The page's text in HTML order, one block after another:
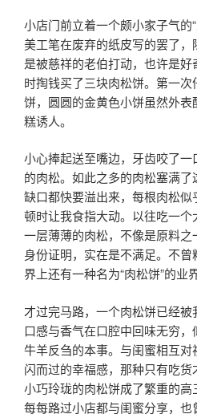
小店门前立着一个颇小家子气的
美工笔在废弃的纸皮写的罢了
是被慈祥的老伯打动，也许是
时掏钱买了三块肉松饼。第一次
饼，圆圆的金黄色小饼虽然外
糕诱人。
小心捧起送至嘴边，牙齿咬了
的肉松。如此之多的肉松塞满
缺口都快要溢出来，每根肉松似
顿时让我食指大动。以往吃一
一层薄薄的肉松，不像是原料之
身份证明，实在是不满足。不
界上还有一种名为“肉松饼”的业
才过完马路，一个肉松饼已经
口感与香气在口腔中回味无穷
牛羊反刍的本事。与闺蜜相互
闪而过的幸福感，那种只有吃货
小巧玲珑的肉松饼成了繁重的高
每每路过小店都与闺蜜分享，